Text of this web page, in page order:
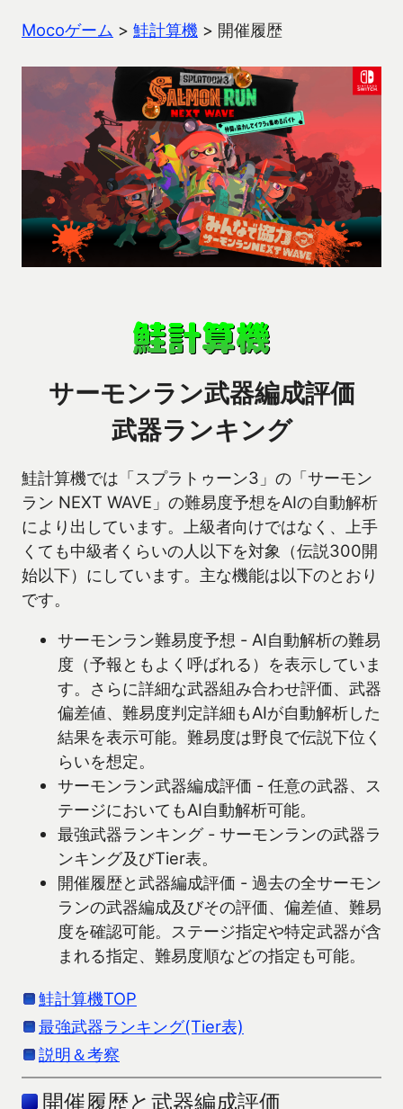
Mocoゲーム > 鮭計算機 > 開催履歴
サーモンラン武器編成評価
武器ランキング
鮭計算機では「スプラトゥーン3」の「サーモン
ラン NEXT WAVE」の難易度予想をAIの自動解析
により出しています。上級者向けではなく、上手
くても中級者くらいの人以下を対象（伝説300開
始以下）にしています。主な機能は以下のとおり
です。
サーモンラン難易度予想 - AI自動解析の難易
度（予報ともよく呼ばれる）を表示していま
す。さらに詳細な武器組み合わせ評価、武器
偏差値、難易度判定詳細もAIが自動解析した
結果を表示可能。難易度は野良で伝説下位く
らいを想定。
サーモンラン武器編成評価 - 任意の武器、ス
テージにおいてもAI自動解析可能。
最強武器ランキング - サーモンランの武器ラ
ンキング及びTier表。
開催履歴と武器編成評価 - 過去の全サーモン
ランの武器編成及びその評価、偏差値、難易
度を確認可能。ステージ指定や特定武器が含
まれる指定、難易度順などの指定も可能。
鮭計算機TOP
最強武器ランキング(Tier表)
説明＆考察
開催履歴と武器編成評価